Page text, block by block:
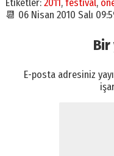
Etiketler: 2011 , festival,
📆 06 Nisan 2010 Salı
Bir
E-posta adresiniz